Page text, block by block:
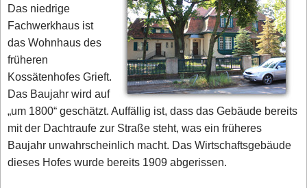
Das niedrige
Fachwerkhaus ist
das Wohnhaus des
früheren
Kossätenhofes Grieft.
Das Baujahr wird auf
„um 1800“ geschätzt. Auffällig ist, dass das Gebäude bereits
mit der Dachtraufe zur Straße steht, was ein früheres
Baujahr unwahrscheinlich macht. Das Wirtschaftsgebäude
dieses Hofes wurde bereits 1909 abgerissen.